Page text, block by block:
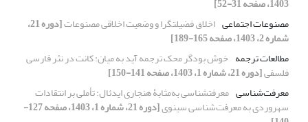
مصنوعات اجتماعی اخلاق فضیلت‎گرا و وضعیت اخلاقی مصنوعات [دوره 21،
شماره 2، 1403، صفحه 165-189]
مطالعات ترجمه خوش بودگر محک ترجمه آید به میان: کانت در نثر فارسی
فلسفی[دوره 21، شماره 1، 1403، صفحه 141-150]
معرفت‌شناسی
معرفت‎شناسی به‌مثابۀ هنجاری ایدئال: تأملی بر انتقادات
سهروردی به معرفت‌شناسی سینوی [دوره 21، شماره 1، 1403، صفحه 127-